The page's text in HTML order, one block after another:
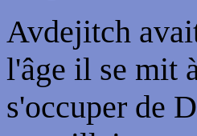
Avdejitch
l'âge il se mit
s'occuper de